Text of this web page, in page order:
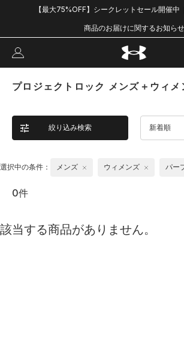
【最大75%OFF】シークレットセール開催中
商品のお届けに関するお知らせ
プロジェクトロック メンズ＋ウィメ
絞り込み検索 新着順
選択中の条件： メンズ ウィメンズ パー
0件
該当する商品がありません。